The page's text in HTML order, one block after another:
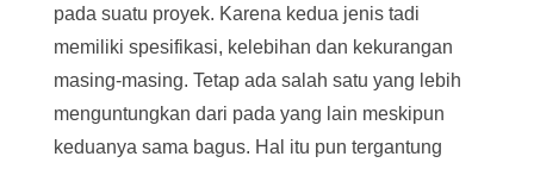
pada suatu proyek. Karena kedua jenis tadi
memiliki spesifikasi, kelebihan dan kekurangan
masing-masing. Tetap ada salah satu yang lebih
menguntungkan dari pada yang lain meskipun
keduanya sama bagus. Hal itu pun tergantung